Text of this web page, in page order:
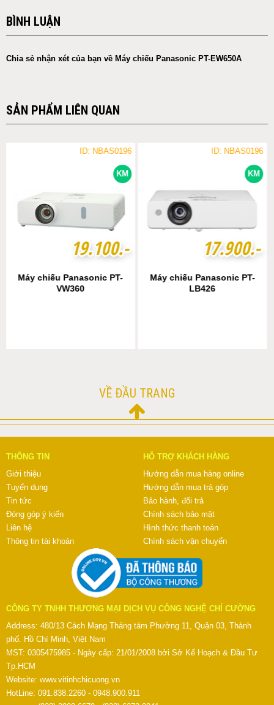
BÌNH LUẬN
Chia sẻ nhận xét của bạn về Máy chiếu Panasonic PT-EW650A
SẢN PHẨM LIÊN QUAN
KM
ID: NBAS0196
19.100.-
19.100.-
Máy chiếu Panasonic PT-
VW360
KM
ID: NBAS0196
17.900.-
17.900.-
Máy chiếu Panasonic PT-
LB426
VỀ ĐẦU TRANG
THÔNG TIN
Giới thiệu
Tuyển dụng
Tin tức
Đóng góp ý kiến
Liên hệ
Thông tin tài khoản
HỖ TRỢ KHÁCH HÀNG
Hướng dẫn mua hàng online
Hướng dẫn mua trả góp
Bảo hành, đổi trả
Chính sách bảo mật
Hình thức thanh toán
Chính sách vận chuyển
CÔNG TY TNHH THƯƠNG MẠI DỊCH VỤ CÔNG NGHỆ CHÍ CƯỜNG
Address: 480/13 Cách Mạng Tháng tám Phường 11, Quận 03, Thành
phố. Hồ Chí Minh, Việt Nam
MST: 0305475985 - Ngày cấp: 21/01/2008 bởi Sở Kế Hoạch & Đầu Tư
Tp.HCM
Website: www.vitinhchicuong.vn
HotLine: 091.838.2260 - 0948.900.911